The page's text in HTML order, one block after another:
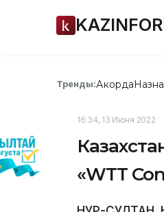
Тренды:Акорда
16:34, 13 Июня 2022
«WTT